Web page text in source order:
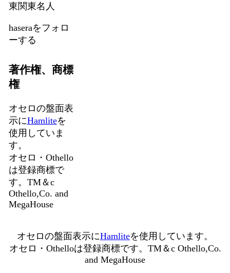
東関東名人
haseraをフォロ
ーする
著作権、商標
権
オセロの盤面表
示にHamliteを
使用していま
す。
オセロ・Othello
は登録商標で
す。TM＆c
Othello,Co. and
MegaHouse
オセロの盤面表示にHamliteを使用しています。
オセロ・Othelloは登録商標です。TM＆c Othello,Co.
and MegaHouse